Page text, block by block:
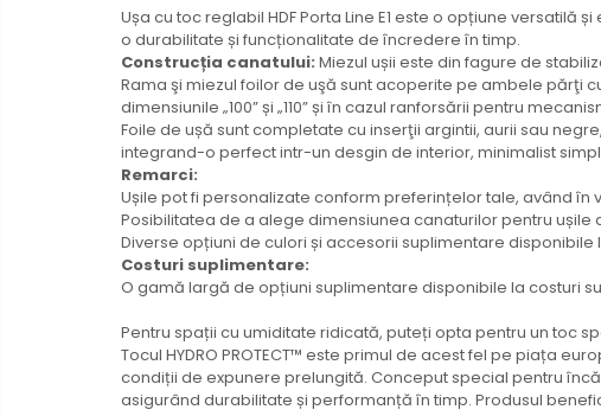
Ușa cu toc reglabil HDF Porta Line E1 este o opțiune
o durabilitate și funcționalitate de încredere în timp.
Construcția canatului: Miezul ușii este din fagure de
Rama şi miezul foilor de uşă sunt acoperite pe ambele părţi
dimensiunile „100” și „110” și în cazul ranforsării pentru
Foile de ușă sunt completate cu inserţii argintii, aurii sau
integrand-o perfect intr-un desgin de interior, minimalist
Remarci:
Ușile pot fi personalizate conform preferințelor tale, având
Posibilitatea de a alege dimensiunea canaturilor pentru ușile
Diverse opțiuni de culori și accesorii suplimentare
Costuri suplimentare:
O gamă largă de opțiuni suplimentare disponibile la costuri
Pentru spații cu umiditate ridicată, puteți opta pentru un toc
Tocul HYDRO PROTECT™ este primul de acest fel pe piața
condiții de expunere prelungită. Conceput special pentru
asigurând durabilitate și performanță în timp. Produsul